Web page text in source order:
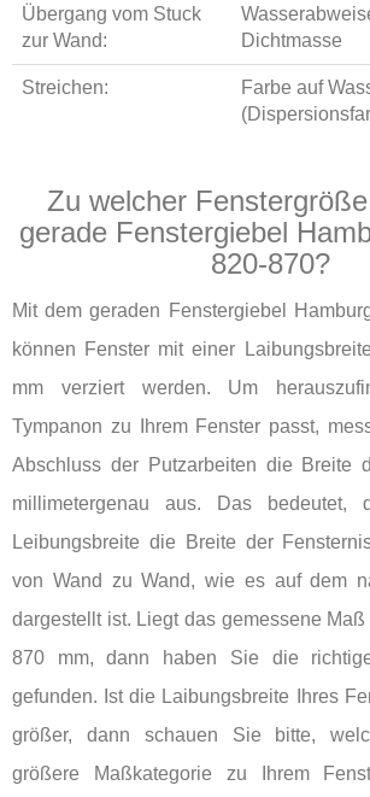
Übergang vom Stuck
zur Wand:
Dichtmasse
Streichen:
Farbe auf
Zu welcher
gerade Fenstergiebel
820-870?
Mit dem geraden Fenstergiebel
können Fenster mit einer
mm verziert werden. Um
Tympanon zu Ihrem Fenster passt,
Abschluss der Putzarbeiten die Breite
millimetergenau aus. Das
Leibungsbreite die Breite der
von Wand zu Wand, wie es auf dem
dargestellt ist. Liegt das gemessene
870 mm, dann haben Sie die
gefunden. Ist die Laibungsbreite Ihres
größer, dann schauen Sie bitte,
größere Maßkategorie zu Ihrem